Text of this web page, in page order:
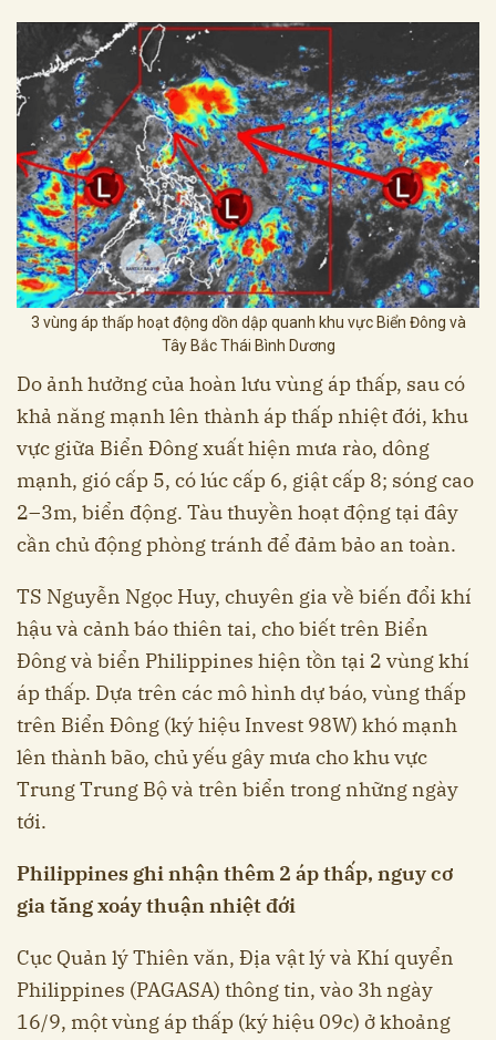
3 vùng áp thấp hoạt động dồn dập quanh khu vực Biển Đông và
Tây Bắc Thái Bình Dương
Do ảnh hưởng của hoàn lưu vùng áp thấp, sau có
khả năng mạnh lên thành áp thấp nhiệt đới, khu
vực giữa Biển Đông xuất hiện mưa rào, dông
mạnh, gió cấp 5, có lúc cấp 6, giật cấp 8; sóng cao
2–3m, biển động. Tàu thuyền hoạt động tại đây
cần chủ động phòng tránh để đảm bảo an toàn.
TS Nguyễn Ngọc Huy, chuyên gia về biến đổi khí
hậu và cảnh báo thiên tai, cho biết trên Biển
Đông và biển Philippines hiện tồn tại 2 vùng khí
áp thấp. Dựa trên các mô hình dự báo, vùng thấp
trên Biển Đông (ký hiệu Invest 98W) khó mạnh
lên thành bão, chủ yếu gây mưa cho khu vực
Trung Trung Bộ và trên biển trong những ngày
tới.
Philippines ghi nhận thêm 2 áp thấp, nguy cơ
gia tăng xoáy thuận nhiệt đới
Cục Quản lý Thiên văn, Địa vật lý và Khí quyển
Philippines (PAGASA) thông tin, vào 3h ngày
16/9, một vùng áp thấp (ký hiệu 09c) ở khoảng